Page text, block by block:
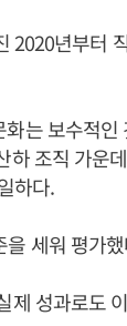
2020년부터
는 보수적
조직 가운
하다.
을 세워 평가
제 성과로도